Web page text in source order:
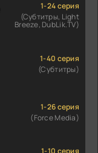
1-24 серия
(Субтитры, Light
Breeze, DubLik.TV)
1-40 серия
(Субтитры)
1-26 серия
(Force Media)